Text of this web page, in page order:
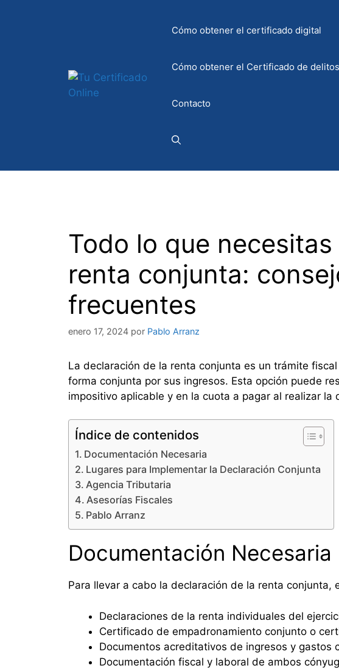
Cómo obtener el certificado digital
Cómo obtener el Certificado de
Contacto
Todo lo que
renta conjunta:
frecuentes
enero 17, 2024 por Pablo Arranz
La declaración de la renta conjunta es un trámite
forma conjunta por sus ingresos. Esta opción puede
impositivo aplicable y en la cuota a pagar al realizar
Índice de contenidos
Documentación Necesaria
Lugares para Implementar la Declaración Conjunta
Agencia Tributaria
Asesorías Fiscales
Pablo Arranz
Documentación Necesaria
Para llevar a cabo la declaración de la renta
Declaraciones de la renta individuales del
Certificado de empadronamiento conjunto o
Documentos acreditativos de ingresos y gastos
Documentación fiscal y laboral de ambos